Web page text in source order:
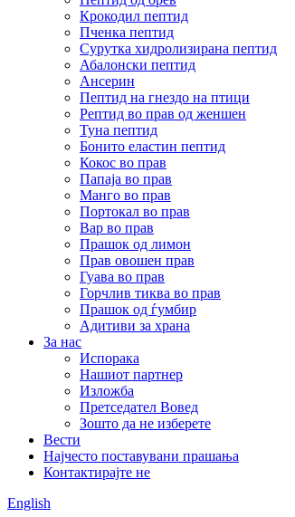
Крокодил пептид
Пченка пептид
Сурутка хидролизирана пептид
Абалонски пептид
Ансерин
Пептид на гнездо на птици
Pептид во прав од женшен
Туна пептид
Бонито еластин пептид
Кокос во прав
Папаја во прав
Манго во прав
Портокал во прав
Вар во прав
Прашок од лимон
Прав овошен прав
Гуава во прав
Горчлив тиква во прав
Прашок од ѓумбир
Адитиви за храна
За нас
Испорака
Нашиот партнер
Изложба
Претседател Вовед
Зошто да не изберете
Вести
Најчесто поставувани прашања
Контактирајте не
English